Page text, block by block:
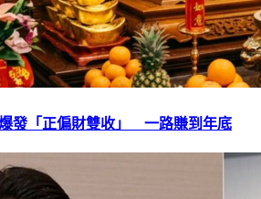
發「正偏財雙收」 一路賺到年底